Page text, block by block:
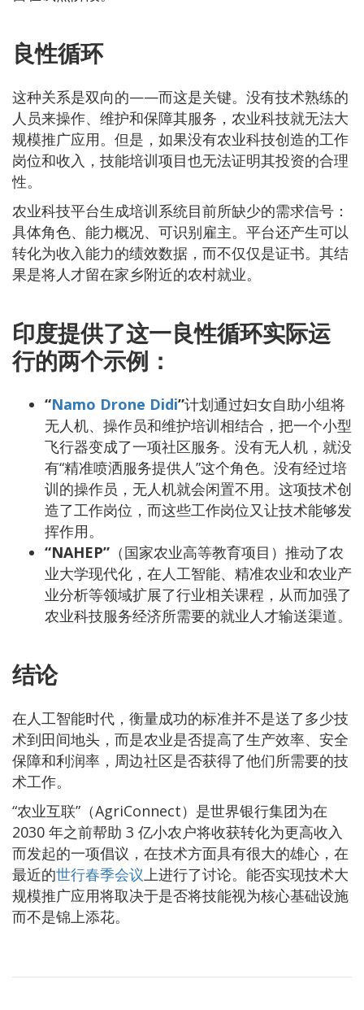
良性循环
这种关系是双向的——而这是关键。没有技术熟练的
人员来操作、维护和保障其服务，农业科技就无法大
规模推广应用。但是，如果没有农业科技创造的工作
岗位和收入，技能培训项目也无法证明其投资的合理
性。
农业科技平台生成培训系统目前所缺少的需求信号：
具体角色、能力概况、可识别雇主。平台还产生可以
转化为收入能力的绩效数据，而不仅仅是证书。其结
果是将人才留在家乡附近的农村就业。
印度提供了这一良性循环实际运
行的两个示例：
“Namo Drone Didi”计划通过妇女自助小组将
无人机、操作员和维护培训相结合，把一个小型
飞行器变成了一项社区服务。没有无人机，就没
有“精准喷洒服务提供人”这个角色。没有经过培
训的操作员，无人机就会闲置不用。这项技术创
造了工作岗位，而这些工作岗位又让技术能够发
挥作用。
“NAHEP” （国家农业高等教育项目）推动了农
业大学现代化，在人工智能、精准农业和农业产
业分析等领域扩展了行业相关课程，从而加强了
农业科技服务经济所需要的就业人才输送渠道。
结论
在人工智能时代，衡量成功的标准并不是送了多少技
术到田间地头，而是农业是否提高了生产效率、安全
保障和利润率，周边社区是否获得了他们所需要的技
术工作。
“农业互联”（AgriConnect）是世界银行集团为在
2030 年之前帮助 3 亿小农户将收获转化为更高收入
而发起的一项倡议，在技术方面具有很大的雄心，在
最近的世行春季会议 上进行了讨论。能否实现技术大
规模推广应用将取决于是否将技能视为核心基础设施
而不是锦上添花。